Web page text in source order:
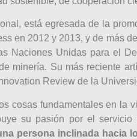
está egresada de la
en 2012 y 2013, y de más
Naciones Unidas para el
minería. Su más reciente
Review de la
cosas fundamentales en la
su pasión por el
persona inclinada hacia